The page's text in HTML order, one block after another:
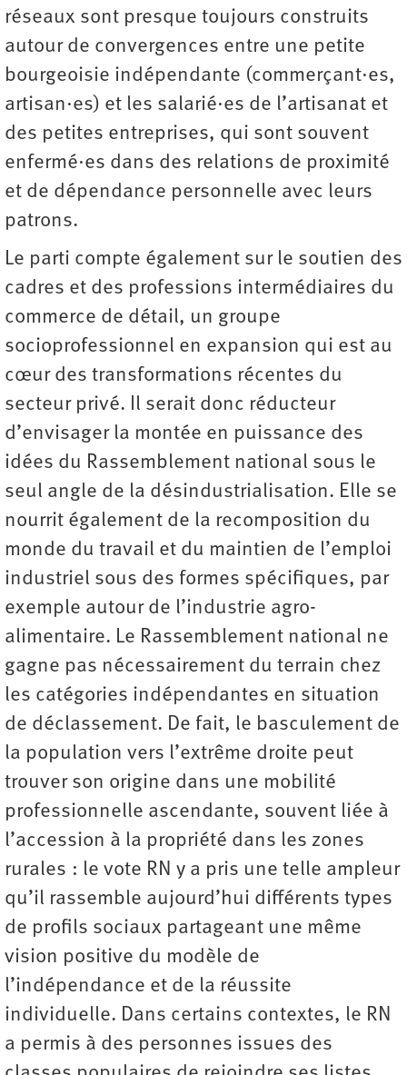
réseaux sont presque toujours construits
autour de convergences entre une petite
bourgeoisie indépendante (commerçant·es,
artisan·es) et les salarié·es de l’artisanat et
des petites entreprises, qui sont souvent
enfermé·es dans des relations de proximité
et de dépendance personnelle avec leurs
patrons.
Le parti compte également sur le soutien des
cadres et des professions intermédiaires du
commerce de détail, un groupe
socioprofessionnel en expansion qui est au
cœur des transformations récentes du
secteur privé. Il serait donc réducteur
d’envisager la montée en puissance des
idées du Rassemblement national sous le
seul angle de la désindustrialisation. Elle se
nourrit également de la recomposition du
monde du travail et du maintien de l’emploi
industriel sous des formes spécifiques, par
exemple autour de l’industrie agro-
alimentaire. Le Rassemblement national ne
gagne pas nécessairement du terrain chez
les catégories indépendantes en situation
de déclassement. De fait, le basculement de
la population vers l’extrême droite peut
trouver son origine dans une mobilité
professionnelle ascendante, souvent liée à
l’accession à la propriété dans les zones
rurales : le vote RN y a pris une telle ampleur
qu’il rassemble aujourd’hui différents types
de profils sociaux partageant une même
vision positive du modèle de
l’indépendance et de la réussite
individuelle. Dans certains contextes, le RN
a permis à des personnes issues des